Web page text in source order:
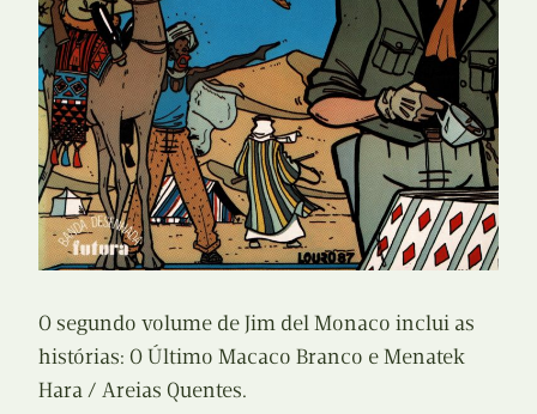
O segundo volume de Jim del Monaco inclui as
histórias: O Último Macaco Branco e Menatek
Hara / Areias Quentes.